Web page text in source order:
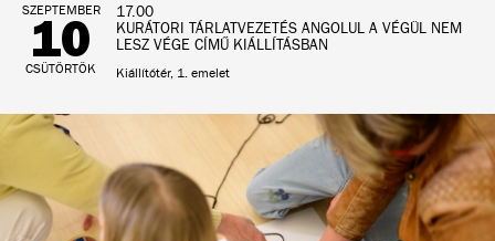
17.00
KURÁTORI TÁRLATVEZETÉS ANGOLUL A VÉGÜL NEM
LESZ VÉGE CÍMŰ KIÁLLÍTÁSBAN
SZEPTEMBER
10
CSÜTÖRTÖK Kiállítótér, 1. emelet